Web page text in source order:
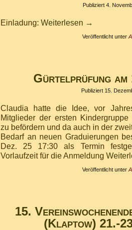
Publiziert 4.
Einladung: Weiterlesen →
Veröffentlicht unter
Gürtelprüfung am
Publiziert 15.
Claudia hatte die Idee, vor
Mitglieder der ersten
zu befördern und da auch in der
Bedarf an neuen Graduierungen
Dez. 25 17:30 als Termin
Vorlaufzeit für die Anmeldung
Veröffentlicht unter
15.
(Klaptow) 21.-